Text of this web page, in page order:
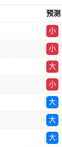
预测
小
单
小
大
小
大
大
大